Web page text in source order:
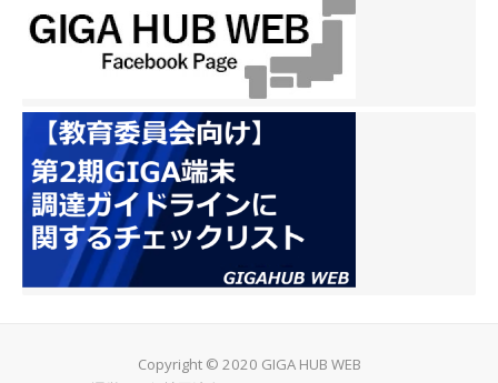
Copyright © 2020 GIGA HUB WEB